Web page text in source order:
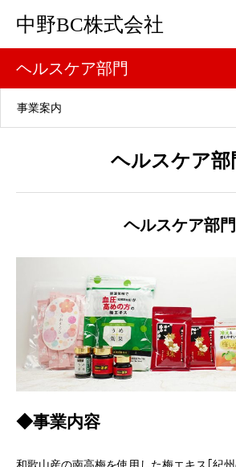
中野BC株式会社
ヘルスケア部門
事業案内
ヘルスケア部
ヘルスケア部門
◆事業内容
和歌山産の南高梅を使用した梅エキス｢紀